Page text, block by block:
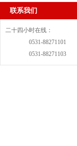
联系我们
二十四小时在线：
0531-88271101
0531-88271103